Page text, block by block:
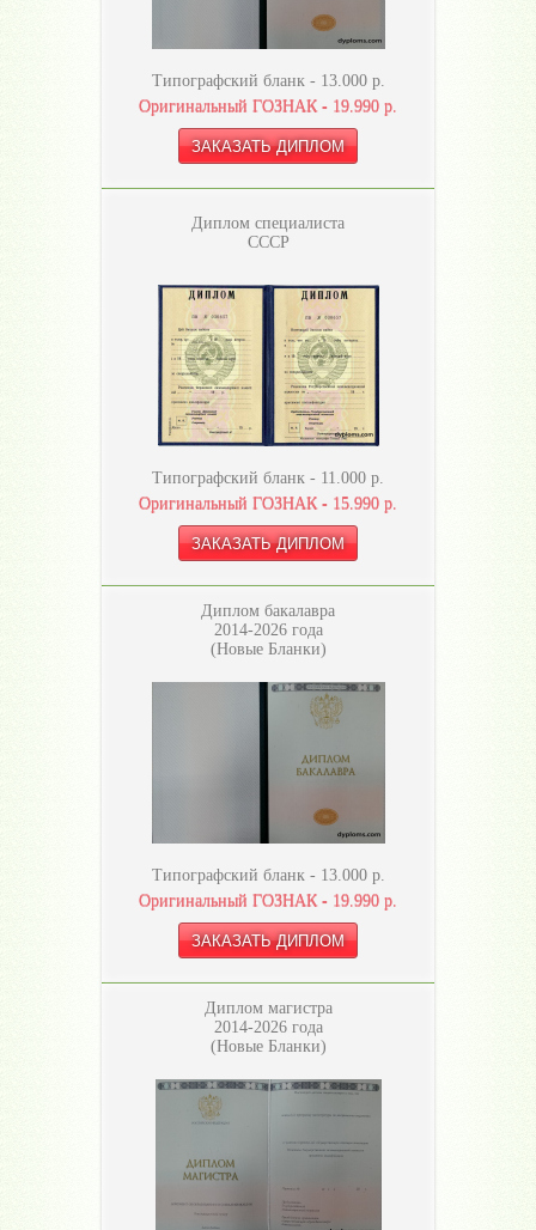
Типографский бланк - 13.000р.
Оригинальный ГОЗНАК - 19.990 р.
Диплом специалиста
СССР
Типографский бланк - 11.000 р.
Оригинальный ГОЗНАК - 15.990 р.
Диплом бакалавра
2014-2026 года
(Новые Бланки)
Типографский бланк - 13.000р.
Оригинальный ГОЗНАК - 19.990 р.
Диплом магистра
2014-2026 года
(Новые Бланки)